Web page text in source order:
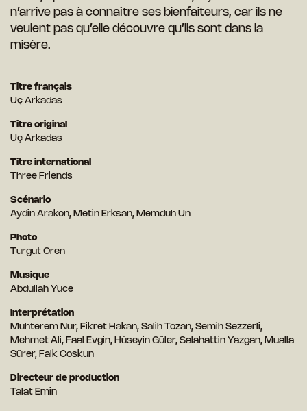
n’arrive pas à connaître ses bienfaiteurs, car ils ne
veulent pas qu’elle découvre qu’ils sont dans la
misère.
Titre français
Uç Arkadas
Titre original
Uç Arkadas
Titre international
Three Friends
Scénario
Aydin Arakon, Metin Erksan, Memduh Un
Photo
Turgut Oren
Musique
Abdullah Yuce
Interprétation
Muhterem Nür, Fikret Hakan, Salih Tozan, Semih Sezzerli,
Mehmet Ali, Faal Evgin, Hüseyin Güler, Salahattin Yazgan, Mualla
Sürer, Falk Coskun
Directeur de production
Talat Emin